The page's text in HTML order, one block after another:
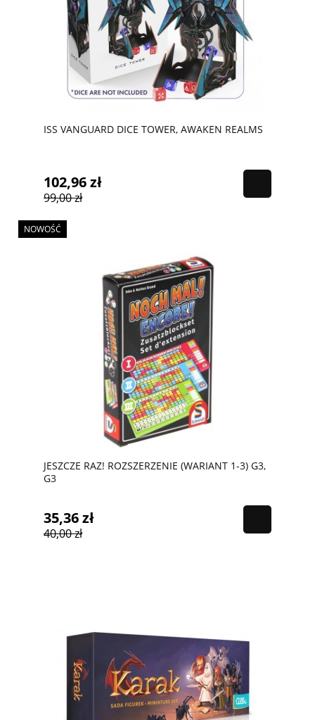
ISS VANGUARD DICE TOWER, AWAKEN REALMS
102,96 zł
99,00 zł
JESZCZE RAZ! ROZSZERZENIE (WARIANT 1-3) G3,
G3
35,36 zł
40,00 zł
NOWOŚĆ